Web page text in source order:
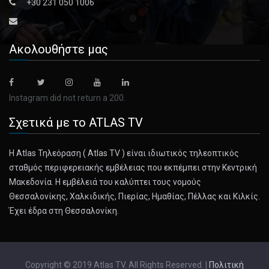
When Is Daylight Saving Time?
The twice-yearly ritual has roots in cost-cutting strategies
of the la [...]
November 3, 2024
As Shohei Ohtani played in the World Series, Japanese
American ballpla [...]
November 2, 2024
Based in Parma, Club dei 27 is so exclusive that it’s given
+30 231 050 1006
Ακολουθήστε μας
Instagram did not return a 200.
Σχετικά με το ATLAS TV
Η Atlas Τηλεόραση ( Atlas TV ) είναι ιδιωτικός τηλεοπτικός
σταθμός περιφερειακής εμβέλειας που εκπέμπει στην Κεντρική
Μακεδονία. Η εμβέλειά του καλύπτει τους νομούς
Θεσσαλονίκης, Χαλκιδικής, Πιερίας, Ημαθίας, Πέλλας και Κιλκίς.
Έχει έδρα στη Θεσσαλονίκη.
Copyright © 2019 Atlas TV. All Rights Reserved. | Πολιτική